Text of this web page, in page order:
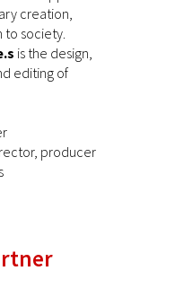
creation,
to society.
is the design,
editing of
producer